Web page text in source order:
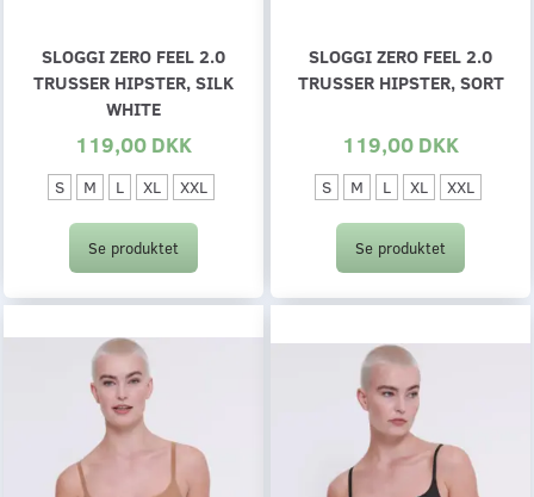
SLOGGI ZERO FEEL 2.0
TRUSSER HIPSTER, SILK
WHITE
119,00 DKK
S M L XL XXL
Se produktet
SLOGGI ZERO FEEL 2.0
TRUSSER HIPSTER, SORT
119,00 DKK
S M L XL XXL
Se produktet